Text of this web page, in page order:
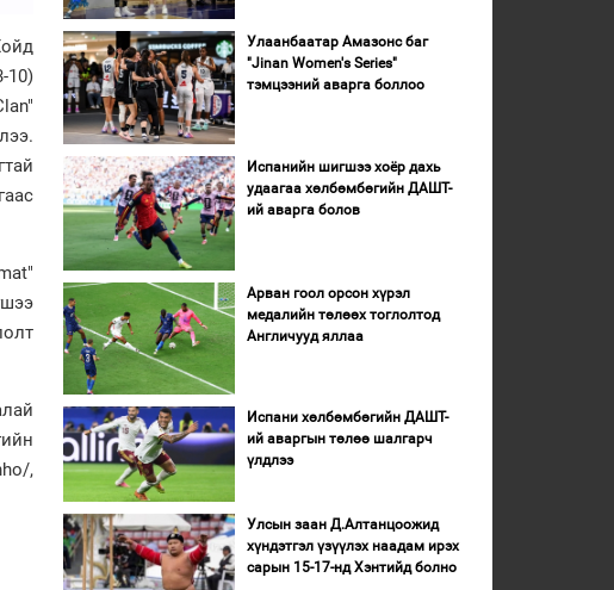
10)
,
Улаанбаатар Амазонс баг
"Jinan Women's Series"
тэмцээний аварга боллоо
Испанийн шигшээ хоёр дахь
удаагаа хөлбөмбөгийн ДАШТ-
ий аварга болов
Арван гоол орсон хүрэл
медалийн төлөөх тоглолтод
Англичууд яллаа
Испани хөлбөмбөгийн ДАШТ-
ий аваргын төлөө шалгарч
үлдлээ
Улсын заан Д.Алтанцоожид
хүндэтгэл үзүүлэх наадам ирэх
сарын 15-17-нд Хэнтийд болно